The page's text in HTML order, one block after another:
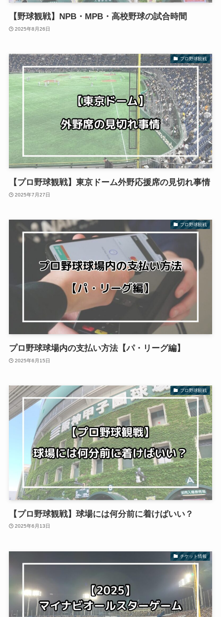
【野球観戦】NPB・MPB・高校野球の試合時間
2025年8月26日
プロ野球観戦
【プロ野球観戦】東京ドーム外野応援席の見切れ事情
2025年7月27日
プロ野球観戦
プロ野球球場内の支払い方法【パ・リーグ編】
2025年6月15日
プロ野球観戦
【プロ野球観戦】球場には何分前に着けばいい？
2025年6月13日
チケット情報